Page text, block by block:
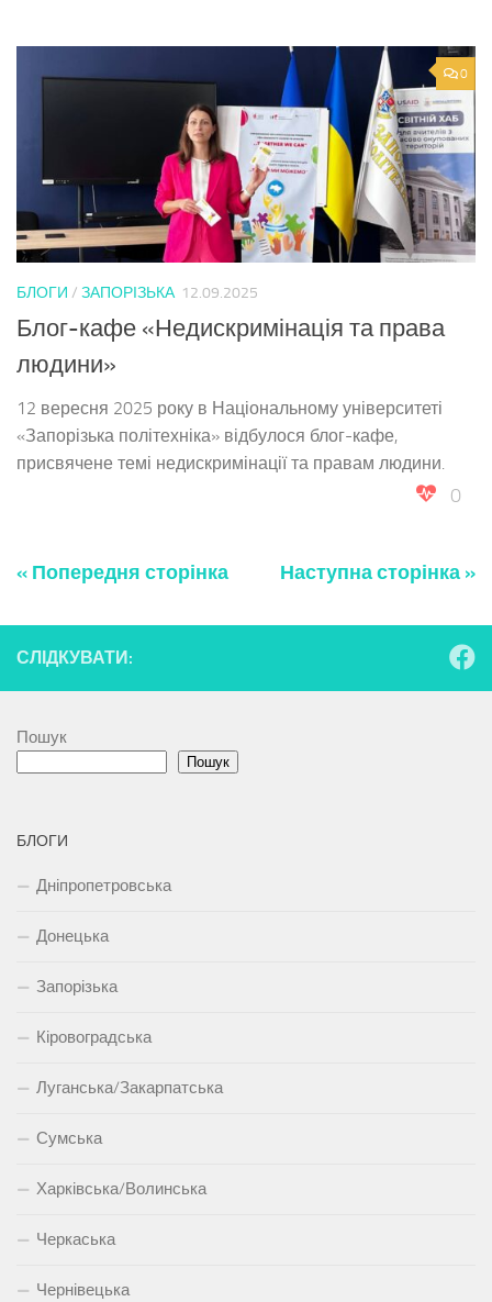
0
БЛОГИ / ЗАПОРІЗЬКА 12.09.2025
Блог-кафе «Недискримінація та права
людини»
12 вересня 2025 року в Національному університеті
«Запорізька політехніка» відбулося блог-кафе,
присвячене темі недискримінації та правам людини.
0
« Попередня сторінка Наступна сторінка »
СЛІДКУВАТИ:
Пошук
Пошук
БЛОГИ
Дніпропетровська
Донецька
Запорізька
Кіровоградська
Луганська/Закарпатська
Сумська
Харківська/Волинська
Черкаська
Чернівецька